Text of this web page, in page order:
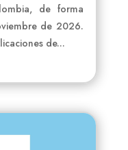
de forma
de 2026.
de...